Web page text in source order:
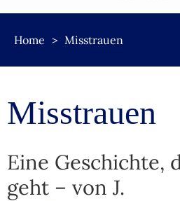
Home > Misstrauen
Misstrauen
Eine Geschichte,
geht – von J.